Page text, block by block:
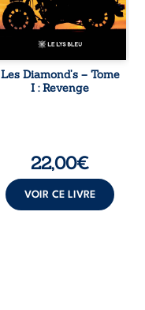
jamais dévoiler
ses faiblesses,
jusqu’à ce que le
croise sa route.
Chef d’une famille
de Nomads, Juan
Les Diamond’s – Tome
I : Revenge
22,00€
VOIR CE LIVRE